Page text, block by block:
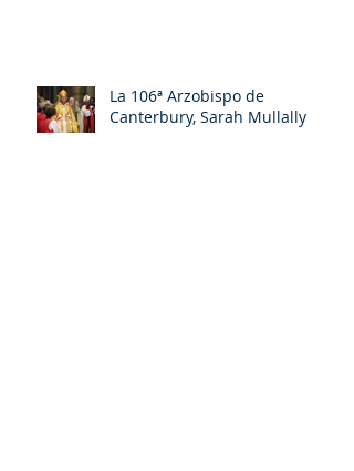
La 106ª Arzobispo de
Canterbury, Sarah Mullally